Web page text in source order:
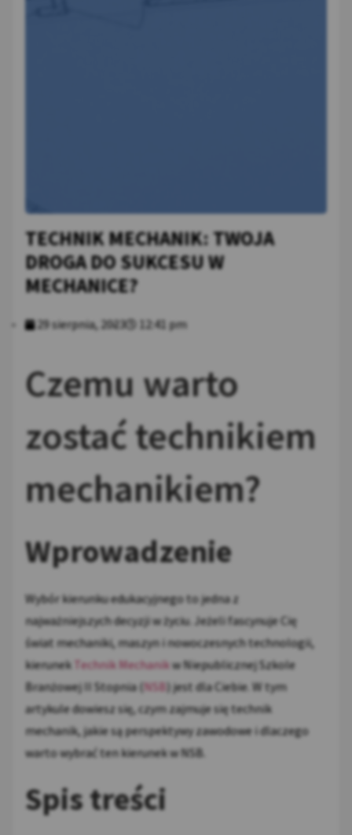
TECHNIK MECHANIK: TWOJA
DROGA DO SUKCESU W
MECHANICE?
29 sierpnia, 2023 12:41 pm
Czemu warto
zostać technikiem
mechanikiem?
Wprowadzenie
Wybór kierunku edukacyjnego to jedna z
najważniejszych decyzji w życiu. Jeżeli fascynuje Cię
świat mechaniki, maszyn i nowoczesnych technologii,
kierunek Technik Mechanikw Niepublicznej Szkole
Branżowej II Stopnia ( NSB) jest dla Ciebie. W tym
artykule dowiesz się, czym zajmuje się technik
mechanik, jakie są perspektywy zawodowe i dlaczego
warto wybrać ten kierunek w NSB.
Spis treści